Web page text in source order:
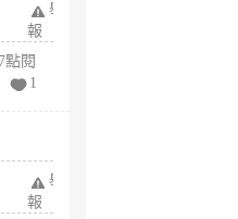
舉
報
點閱
1
舉
報